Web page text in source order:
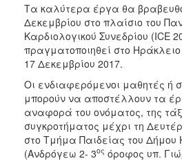
ΤΟΠΟΣ
ΑΝΘΕΚΤΙΚΗ
ΠΟΛΗ
Τα καλύτερα έργα θα
Δεκεμβρίου στο πλαίσιο του
Καρδιολογικού Συνεδρίου (ICE
πραγματοποιηθεί στο Ηράκλειο
17 Δεκεμβρίου 2017.
Οι ενδιαφερόμενοι μαθητές ή
μπορούν να αποστέλλουν τα
αναφορά του ονόματος, της
συγκροτήματος μέχρι τη
στο Τμήμα Παιδείας του Δήμου
(Ανδρόγεω 2- 3ος όροφος υπ.